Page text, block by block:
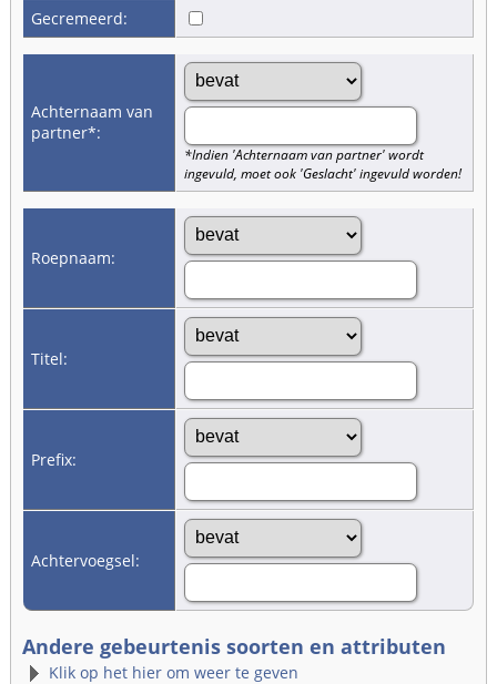
Gecremeerd:
Achternaam van
partner*:
*Indien 'Achternaam van partner' wordt
ingevuld, moet ook 'Geslacht' ingevuld worden!
Roepnaam:
Titel:
Prefix:
Achtervoegsel:
Andere gebeurtenis soorten en attributen
Klik op het hier om weer te geven